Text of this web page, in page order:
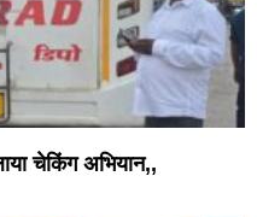
चेकिंग अभियान,,